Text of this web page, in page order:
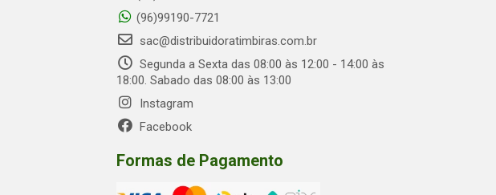
(96)99190-7721
sac@distribuidoratimbiras.com.br
Segunda a Sexta das 08:00 às 12:00 - 14:00 às
18:00. Sabado das 08:00 às 13:00
Instagram
Facebook
Formas de Pagamento